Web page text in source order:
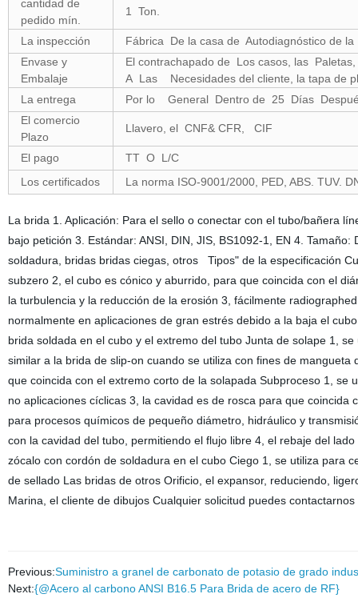
cantidad de
pedido mín.
1 Ton.
La inspección
Fábrica De la casa de Autodiagnóstico
Envase y
Embalaje
El contrachapado de Los casos, las
A Las Necesidades del cliente, la tapa de
La entrega
Por lo General Dentro de 25 Días
El comercio
Plazo
Llavero, el CNF& CFR, CIF
El pago
TT O L/C
Los certificados
La norma ISO-9001/2000, PED, ABS. TUV.
La brida 1. Aplicación: Para el sello o conectar con el tubo/bañera
bajo petición 3. Estándar: ANSI, DIN, JIS, BS1092-1, EN 4.
soldadura, bridas bridas ciegas, otros Tipos" de la especificación
subzero 2, el cubo es cónico y aburrido, para que coincida con el
la turbulencia y la reducción de la erosión 3, fácilmente
normalmente en aplicaciones de gran estrés debido a la baja el
brida soldada en el cubo y el extremo del tubo Junta de solape 1,
similar a la brida de slip-on cuando se utiliza con fines de
que coincida con el extremo corto de la solapada Subproceso 1,
no aplicaciones cíclicas 3, la cavidad es de rosca para que
para procesos químicos de pequeño diámetro, hidráulico y
con la cavidad del tubo, permitiendo el flujo libre 4, el rebaje del
zócalo con cordón de soldadura en el cubo Ciego 1, se utiliza para
de sellado Las bridas de otros Orificio, el expansor, reduciendo,
Marina, el cliente de dibujos Cualquier solicitud puedes
Previous:Suministro a granel de carbonato de potasio de grado
Next:{@Acero al carbono ANSI B16.5 Para Brida de acero de RF}